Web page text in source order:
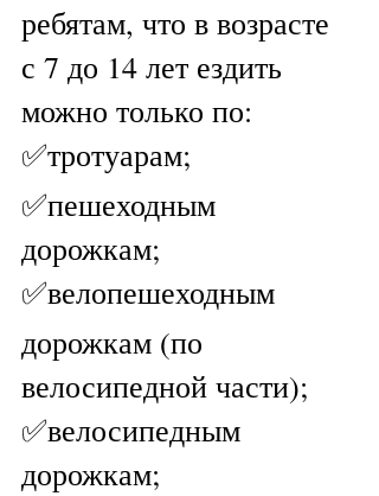
ребятам, что в возрасте
с 7 до 14 лет ездить
можно только по:
✅тротуарам;
✅пешеходным
дорожкам;
✅велопешеходным
дорожкам (по
велосипедной части);
✅велосипедным
дорожкам;